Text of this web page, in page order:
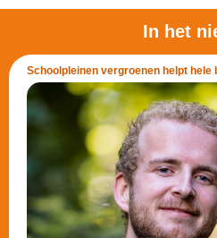
In het
Schoolpleinen vergroenen helpt hele